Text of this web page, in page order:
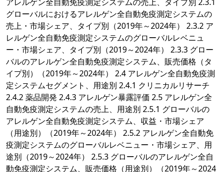
グローバルにおけるアレルゲン全自動免疫測定システムの
売上・市場シェア、タイプ別（2019年～2024年） 2.3.2 ア
レルゲン全自動免疫測定システムのグローバルレベニュ
ー・市場シェア、タイプ別（2019～2024年） 2.3.3 グロー
バルのアレルゲン全自動免疫測定システム、販売価格（タ
イプ別）（2019年～2024年） 2.4 アレルゲン全自動免疫測
定システムセグメント、用途別 2.4.1 クリニカルリサーチ
2.4.2 薬品開発 2.4.3 アレルゲン暴露評価 2.5 アレルゲン全
自動免疫測定システムの売上、用途別 2.5.1 グローバルの
アレルゲン全自動免疫測定システム、収益・市場シェア
（用途別）（2019年～2024年） 2.5.2 アレルゲン全自動免
疫測定システムのグローバルレベニュー・市場シェア、用
途別（2019～2024年） 2.5.3 グローバルのアレルゲン全自
動免疫測定システム、販売価格（用途別）（2019年～2024